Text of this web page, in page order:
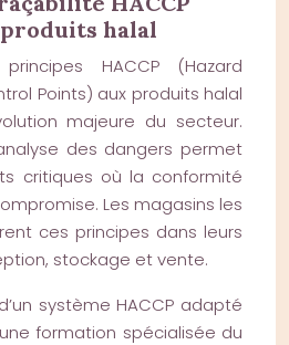
halal
HACCP (Hazard
Points) aux produits halal
majeure du secteur.
des dangers permet
critiques où la conformité
Les magasins les
ces principes dans leurs
stockage et vente.
système HACCP adapté
formation spécialisée du